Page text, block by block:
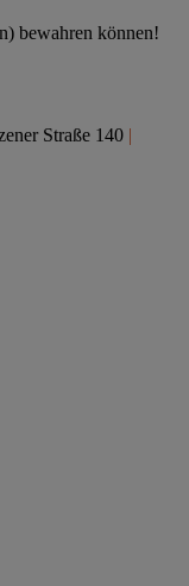
bewahren können!
Straße 140 |